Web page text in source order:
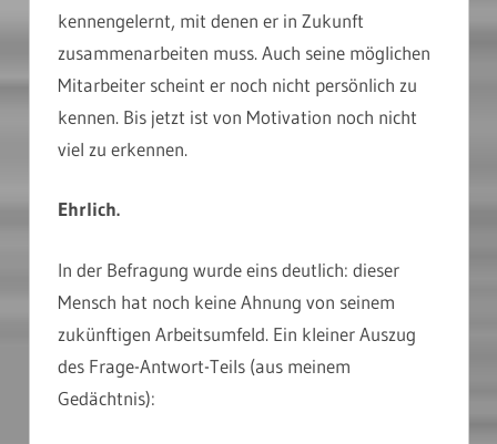
kennengelernt, mit denen er in Zukunft
zusammenarbeiten muss. Auch seine möglichen
Mitarbeiter scheint er noch nicht persönlich zu
kennen. Bis jetzt ist von Motivation noch nicht
viel zu erkennen.
Ehrlich.
In der Befragung wurde eins deutlich: dieser
Mensch hat noch keine Ahnung von seinem
zukünftigen Arbeitsumfeld. Ein kleiner Auszug
des Frage-Antwort-Teils (aus meinem
Gedächtnis):